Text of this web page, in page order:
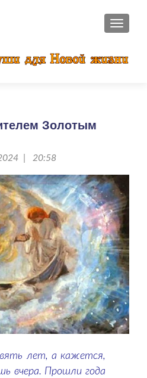
Золотым
| 20:58
лет, а кажется,
вчера. Прошли года